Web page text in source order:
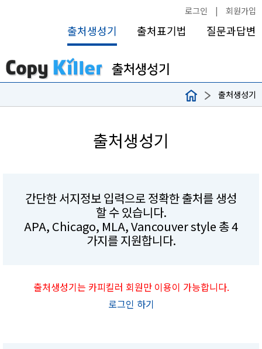
로그인 | 회원가입
출처생성기 출처표기법 질문과답변
출처생성기
출처생성기
간단한 서지정보 입력으로 정확한 출처를 생성
할 수 있습니다.
APA, Chicago, MLA, Vancouver style 총 4
가지를 지원합니다.
출처생성기는 카피킬러 회원만 이용이 가능합니다.
로그인 하기